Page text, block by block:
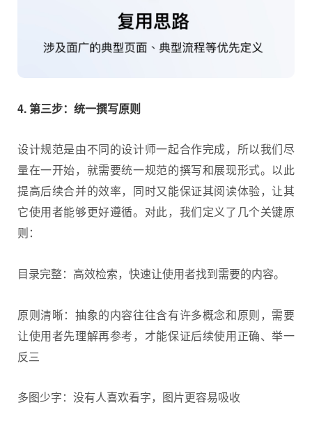
4. 第三步：统一撰写原则
设计规范是由不同的设计师一起合作完成，所以我们尽
量在一开始，就需要统一规范的撰写和展现形式。以此
提高后续合并的效率，同时又能保证其阅读体验，让其
它使用者能够更好遵循。对此，我们定义了几个关键原
则：
目录完整：高效检索，快速让使用者找到需要的内容。
原则清晰：抽象的内容往往含有许多概念和原则，需要
让使用者先理解再参考，才能保证后续使用正确、举一
反三
多图少字：没有人喜欢看字，图片更容易吸收